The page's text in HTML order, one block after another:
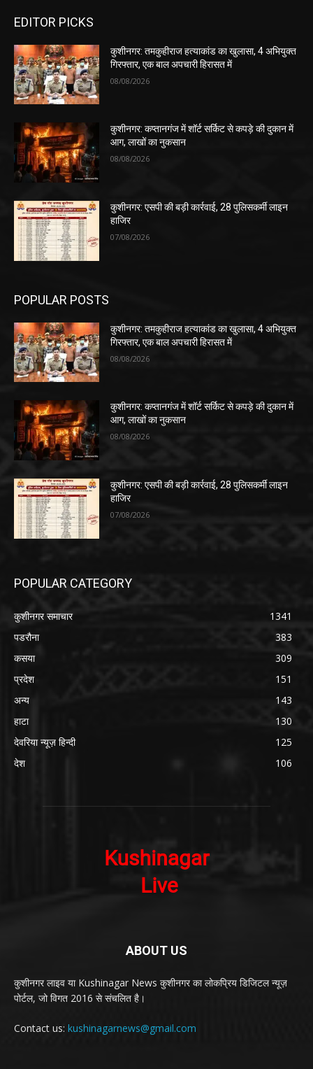
EDITOR PICKS
कुशीनगर: तमकुहीराज हत्याकांड का खुलासा, 4 अभियुक्त
गिरफ्तार, एक बाल अपचारी हिरासत में
08/08/2026
कुशीनगर: कप्तानगंज में शॉर्ट सर्किट से कपड़े की दुकान में
आग, लाखों का नुकसान
08/08/2026
कुशीनगर: एसपी की बड़ी कार्रवाई, 28 पुलिसकर्मी लाइन
हाजिर
07/08/2026
POPULAR POSTS
कुशीनगर: तमकुहीराज हत्याकांड का खुलासा, 4 अभियुक्त
गिरफ्तार, एक बाल अपचारी हिरासत में
08/08/2026
कुशीनगर: कप्तानगंज में शॉर्ट सर्किट से कपड़े की दुकान में
आग, लाखों का नुकसान
08/08/2026
कुशीनगर: एसपी की बड़ी कार्रवाई, 28 पुलिसकर्मी लाइन
हाजिर
07/08/2026
POPULAR CATEGORY
कुशीनगर समाचार
1341
पडरौना
383
कसया
309
प्रदेश
151
अन्य
143
हाटा
130
देवरिया न्यूज़ हिन्दी
125
देश
106
ABOUT US
कुशीनगर लाइव या Kushinagar News कुशीनगर का लोकप्रिय डिजिटल न्यूज़
पोर्टल, जो विगत 2016 से संचलित है।
Contact us: kushinagarnews@gmail.com